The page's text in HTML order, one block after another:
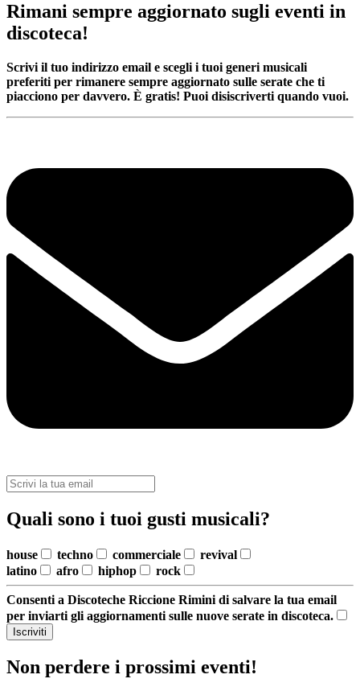
Rimani sempre aggiornato sugli eventi in
discoteca!
Scrivi il tuo indirizzo email e scegli i tuoi generi musicali
preferiti per rimanere sempre aggiornato sulle serate che ti
piacciono per davvero. È gratis! Puoi disiscriverti quando vuoi.
Quali sono i tuoi gusti musicali?
house techno commerciale
revival
latino
afro hiphop rock
Consenti a Discoteche Riccione Rimini di salvare la tua email
per inviarti gli aggiornamenti sulle nuove serate in discoteca.
Iscriviti
Non perdere i prossimi eventi!